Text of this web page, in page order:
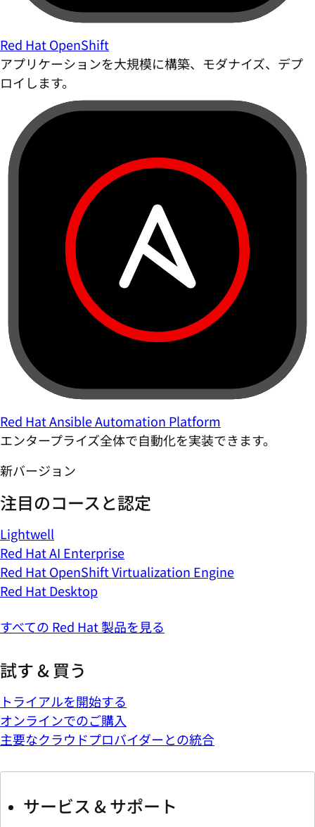
Red Hat OpenShift
アプリケーションを大規模に構築、モダナイズ、デプ
ロイします。
Red Hat Ansible Automation Platform
エンタープライズ全体で自動化を実装できます。
新バージョン
注目のコースと認定
Lightwell
Red Hat AI Enterprise
Red Hat OpenShift Virtualization Engine
Red Hat Desktop
すべての Red Hat 製品を見る
試す & 買う
トライアルを開始する
オンラインでのご購入
主要なクラウドプロバイダーとの統合
サービス & サポート